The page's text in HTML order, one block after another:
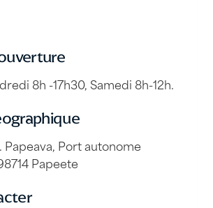
8h -17h30, Samedi 8h-12h.
Papeava, Port autonome
Papeete